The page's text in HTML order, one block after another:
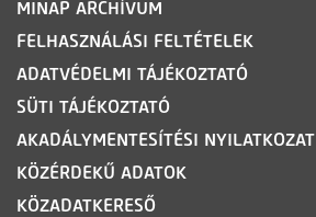
MINAP ARCHÍVUM
FELHASZNÁLÁSI FELTÉTELEK
ADATVÉDELMI TÁJÉKOZTATÓ
SÜTI TÁJÉKOZTATÓ
AKADÁLYMENTESÍTÉSI NYILATKOZAT
KÖZÉRDEKŰ ADATOK
KÖZADATKERESŐ